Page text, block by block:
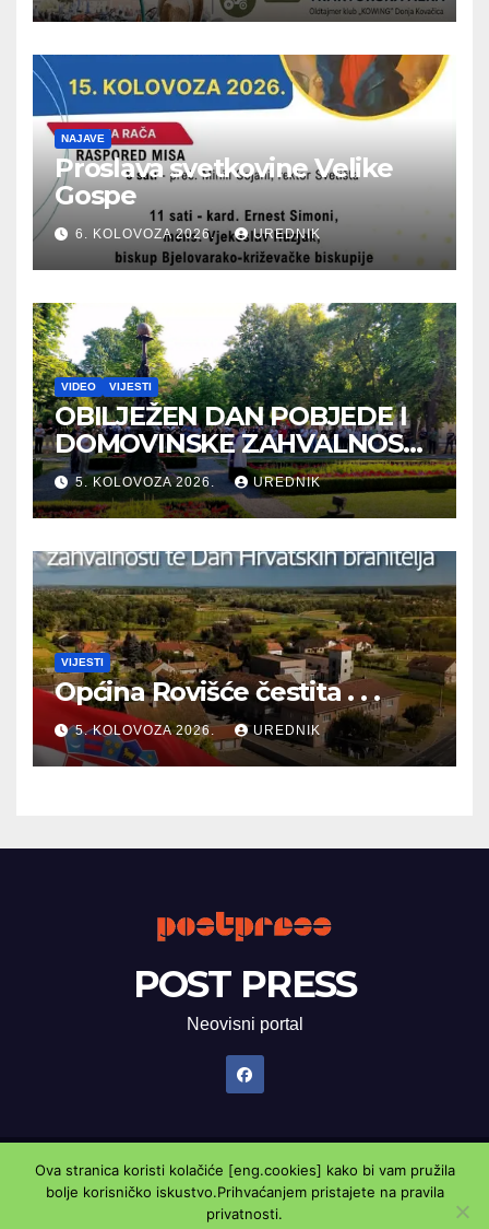
NAJAVE
Proslava svetkovine Velike
Gospe
6. KOLOVOZA 2026. UREDNIK
VIDEO VIJESTI
OBILJEŽEN DAN POBJEDE I
DOMOVINSKE ZAHVALNOSTI
TE DAN HRVATSKIH
BRANITELJA
5. KOLOVOZA 2026. UREDNIK
VIJESTI
Općina Rovišće čestita . . .
5. KOLOVOZA 2026. UREDNIK
POST PRESS
Neovisni portal
Proudly powered by WordPress| Theme: Newsup byThemeansar.
Ova stranica koristi kolačiće [eng.cookies] kako bi vam pružila
bolje korisničko iskustvo.Prihvaćanjem pristajete na pravila
privatnosti.